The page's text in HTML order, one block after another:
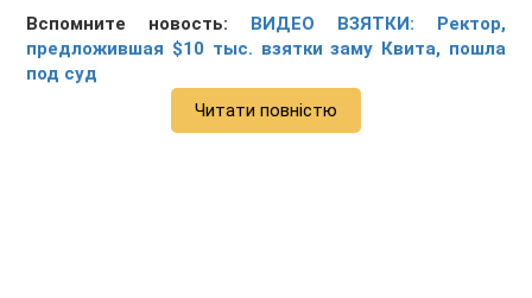
Вспомните новость: ВИДЕО ВЗЯТКИ: Ректор,
предложившая $10 тыс. взятки заму Квита, пошла
под суд
Читати повністю